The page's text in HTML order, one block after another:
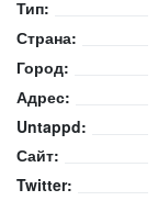
Тип:
Страна:
Город:
Адрес:
Untappd:
Сайт:
Twitter: